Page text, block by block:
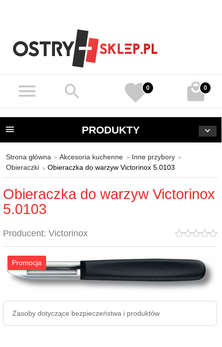
0
PRODUKTY
Strona główna Akcesoria kuchenne
Inne przybory
Obieraczki
Obieraczka do warzyw Victorinox 5.0103
Obieraczka do warzyw Victorinox
5.0103
Producent: Victorinox
Promocja
Zasoby dotyczące bezpieczeństwa i produktów